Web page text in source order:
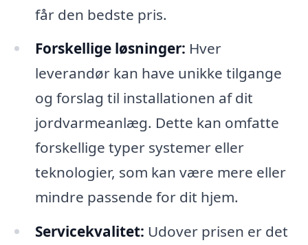
får den bedste pris.
Forskellige løsninger: Hver
leverandør kan have unikke tilgange
og forslag til installationen af dit
jordvarmeanlæg. Dette kan omfatte
forskellige typer systemer eller
teknologier, som kan være mere eller
mindre passende for dit hjem.
Servicekvalitet: Udover prisen er det